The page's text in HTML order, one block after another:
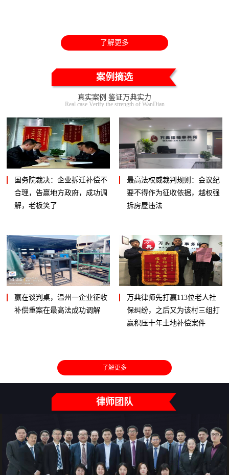
了解更多
案例摘选
真实案例 鉴证万典实力
Real case Verify the strength of WanDian
国务院裁决：企业拆迁补偿不
合理，告赢地方政府，成功调
解，老板笑了
最高法权威裁判规则：会议纪
要不得作为征收依据，越权强
拆房屋违法
赢在谈判桌，温州一企业征收
补偿重案在最高法成功调解
万典律师先打赢113位老人社
保纠纷，之后又为该村三组打
赢积压十年土地补偿案件
了解更多
律师团队